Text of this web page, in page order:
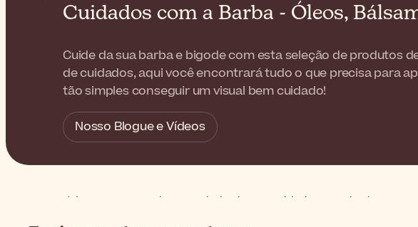
Cuidados com a Barba - Óleos,
Nosso Blogue e Vídeos
Cuide da sua barba e bigode com esta seleção de produtos
de cuidados, aqui você encontrará tudo o que precisa para
tão simples conseguir um visual bem cuidado!
Início Barbear & pós-barbear Cuidados para barba